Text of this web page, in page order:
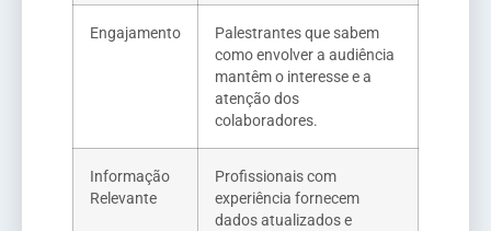
Engajamento
Palestrantes que sabem
como envolver a audiência
mantêm o interesse e a
atenção dos
colaboradores.
Informação
Relevante
Profissionais com
experiência fornecem
dados atualizados e